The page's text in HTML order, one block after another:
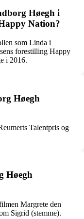
Høegh i
Nation?
som Linda i
forestilling Happy
i 2016.
Høegh
Talentpris og
Høegh
Margrete den
Sigrid (stemme).